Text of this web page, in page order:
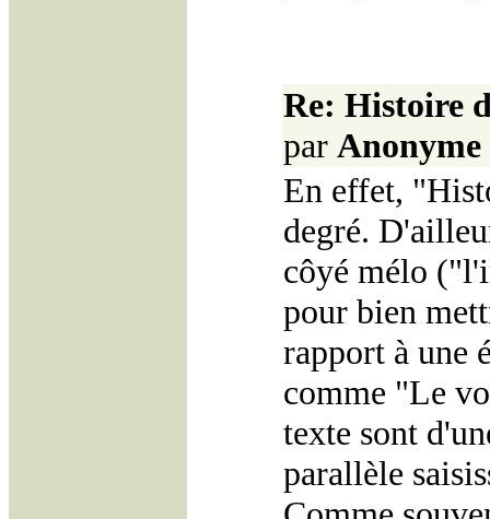
Re: Histoire
par Anonyme
En effet,
degré.
côyé mélo
pour bien
rapport à une
comme "Le
texte sont
parallèle